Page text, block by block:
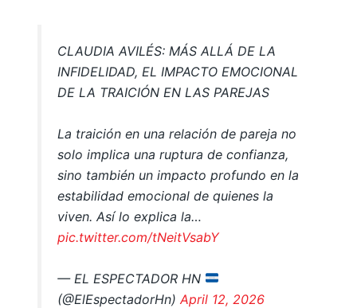
CLAUDIA AVILÉS: MÁS ALLÁ DE LA
INFIDELIDAD, EL IMPACTO EMOCIONAL
DE LA TRAICIÓN EN LAS PAREJAS
La traición en una relación de pareja no
solo implica una ruptura de confianza,
sino también un impacto profundo en la
estabilidad emocional de quienes la
viven. Así lo explica la…
pic.twitter.com/tNeitVsabY
— EL ESPECTADOR HN
(@ElEspectadorHn) April 12, 2026